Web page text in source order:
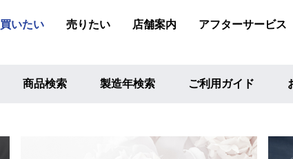
買いたい 売りたい 店舗案内 アフターサービス
商品検索 製造年検索 ご利用ガイド